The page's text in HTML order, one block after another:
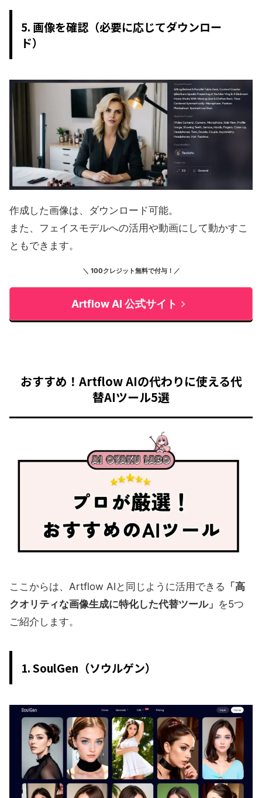
5. 画像を確認（必要に応じてダウンロー
ド）
作成した画像は、ダウンロード可能。
また、フェイスモデルへの活用や動画にして動かすこ
ともできます。
＼ 100クレジット無料で付与！／
Artflow AI 公式サイト
おすすめ！Artflow AIの代わりに使える代
替AIツール5選
ここからは、Artflow AIと同じように活用できる 「高
クオリティな画像生成に特化した代替ツール」 を5つ
ご紹介します。
1. SoulGen（ソウルゲン）